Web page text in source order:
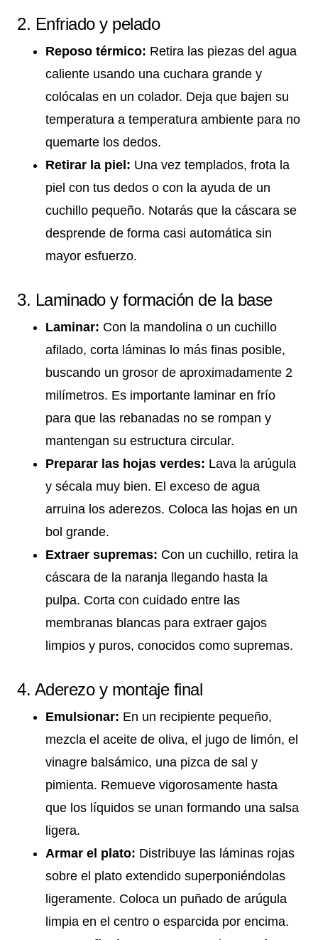
2. Enfriado y pelado
Reposo térmico: Retira las piezas del agua
caliente usando una cuchara grande y
colócalas en un colador. Deja que bajen su
temperatura a temperatura ambiente para no
quemarte los dedos.
Retirar la piel: Una vez templados, frota la
piel con tus dedos o con la ayuda de un
cuchillo pequeño. Notarás que la cáscara se
desprende de forma casi automática sin
mayor esfuerzo.
3. Laminado y formación de la base
Laminar: Con la mandolina o un cuchillo
afilado, corta láminas lo más finas posible,
buscando un grosor de aproximadamente 2
milímetros. Es importante laminar en frío
para que las rebanadas no se rompan y
mantengan su estructura circular.
Preparar las hojas verdes: Lava la arúgula
y sécala muy bien. El exceso de agua
arruina los aderezos. Coloca las hojas en un
bol grande.
Extraer supremas: Con un cuchillo, retira la
cáscara de la naranja llegando hasta la
pulpa. Corta con cuidado entre las
membranas blancas para extraer gajos
limpios y puros, conocidos como supremas.
4. Aderezo y montaje final
Emulsionar: En un recipiente pequeño,
mezcla el aceite de oliva, el jugo de limón, el
vinagre balsámico, una pizca de sal y
pimienta. Remueve vigorosamente hasta
que los líquidos se unan formando una salsa
ligera.
Armar el plato: Distribuye las láminas rojas
sobre el plato extendido superponiéndolas
ligeramente. Coloca un puñado de arúgula
limpia en el centro o esparcida por encima.